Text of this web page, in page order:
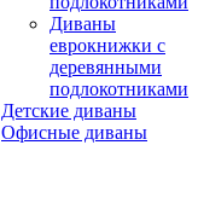
Диваны
еврокнижки с
деревянными
подлокотниками
Детские диваны
Офисные диваны